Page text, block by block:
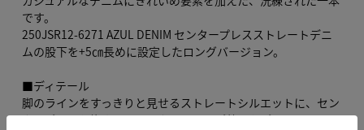
です。
250JSR12-6271 AZUL DENIM センタープレスストレートデニ
ムの股下を+5㎝長めに設定したロングバージョン。
■ディテール
脚のラインをすっきりと見せるストレートシルエットに、セン
タープレスを施すことでスタイルアップ効果をプラス。